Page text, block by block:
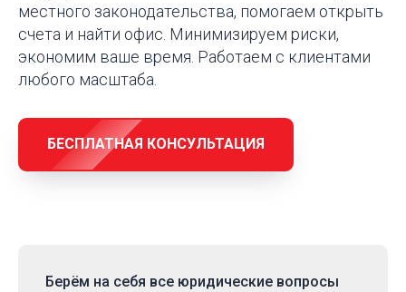
местного законодательства, помогаем открыть
счета и найти офис. Минимизируем риски,
экономим ваше время. Работаем с клиентами
любого масштаба.
БЕСПЛАТНАЯ КОНСУЛЬТАЦИЯ
Берём на себя все юридические вопросы